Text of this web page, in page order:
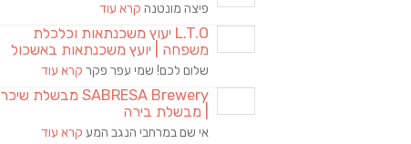
פיצה מונטנה קרא עוד
L.T.O יעוץ משכנתאות וכלכלת
משפחה | יועץ משכנתאות באשכול
שלום לכם! שמי עפר פקר קרא עוד
SABRESA Brewery מבשלת שיכר
| מבשלת בירה
אי שם במרחבי הנגב המע קרא עוד